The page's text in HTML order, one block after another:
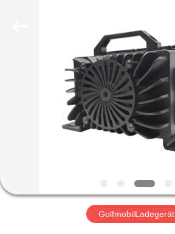
PRODUKTE
ÜBER
GolfmobilLadegerät